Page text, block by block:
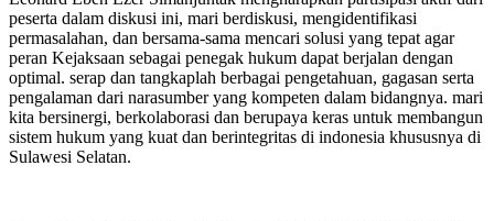
peserta dalam diskusi ini, mari berdiskusi, mengidentifikasi
permasalahan, dan bersama-sama mencari solusi yang tepat agar
peran Kejaksaan sebagai penegak hukum dapat berjalan dengan
optimal. serap dan tangkaplah berbagai pengetahuan, gagasan serta
pengalaman dari narasumber yang kompeten dalam bidangnya. mari
kita bersinergi, berkolaborasi dan berupaya keras untuk membangun
sistem hukum yang kuat dan berintegritas di indonesia khususnya di
Sulawesi Selatan.